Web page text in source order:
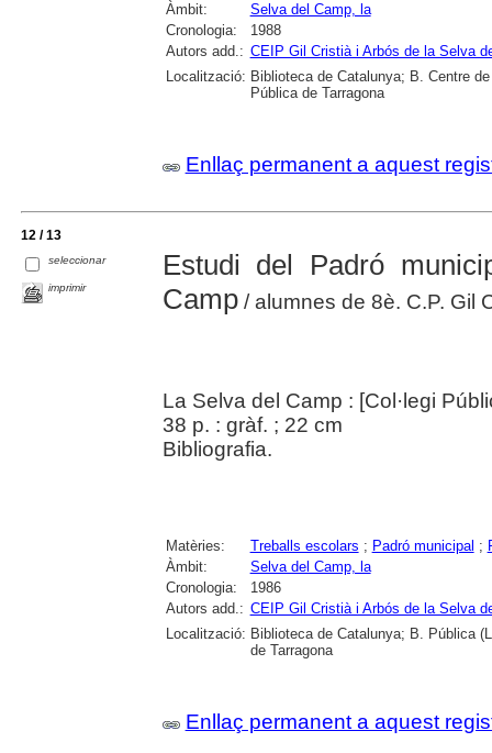
Àmbit:
Selva del Camp, la
Cronologia:
1988
Autors add.: CEIP Gil Cristià i Arbós de la Selva
Localització: Biblioteca de Catalunya; B. Centre
Pública de Tarragona
Enllaç permanent a aquest
12 / 13
seleccionar
imprimir
Estudi del Padró
Camp/ alumnes de 8è. C.P. Gil
La Selva del Camp : [Col·legi
38 p. : gràf. ; 22 cm
Bibliografia.
Matèries: Treballs escolars ; Padró municipal ;
Àmbit:
Selva del Camp, la
Cronologia:
1986
Autors add.: CEIP Gil Cristià i Arbós de la Selva
Localització: Biblioteca de Catalunya; B. Pública
de Tarragona
Enllaç permanent a aquest